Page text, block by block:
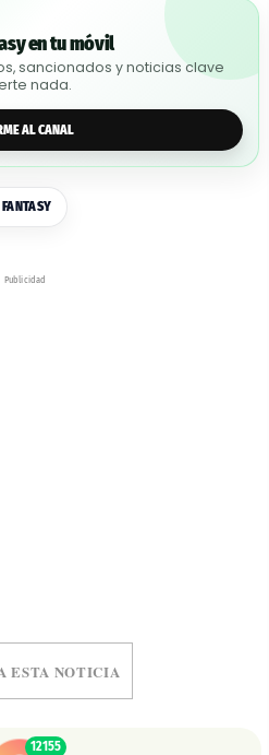
en tu móvil
sancionados y noticias clave
nada.
AL CANAL
Publicidad
ESTA NOTICIA
12155